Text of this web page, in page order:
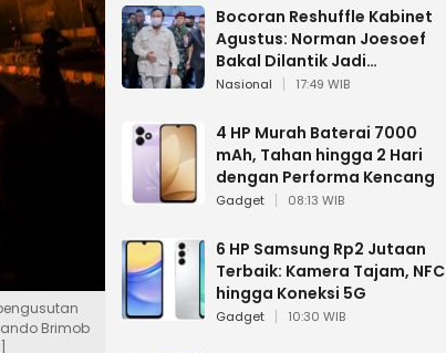
Brimob
Bocoran Reshuffle Kabinet
Agustus: Norman Joesoef
Bakal Dilantik Jadi
Wamenhan RI
Nasional 17:49 WIB
4 HP Murah Baterai 7000
mAh, Tahan hingga 2 Hari
dengan Performa Kencang
Gadget 08:13 WIB
6 HP Samsung Rp2 Jutaan
Terbaik: Kamera Tajam, NFC
hingga Koneksi 5G
Gadget 10:30 WIB